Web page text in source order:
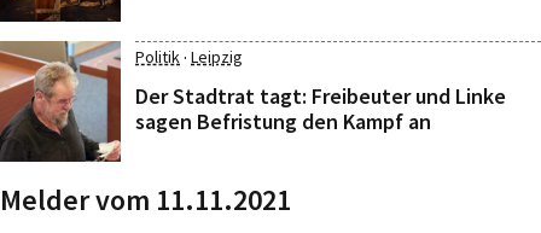
Politik· Leipzig
Der Stadtrat tagt: Freibeuter und Linke
sagen Befristung den Kampf an
Melder vom 11.11.2021